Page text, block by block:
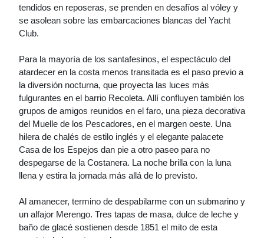
tendidos en reposeras, se prenden en desafíos al vóley y
se asolean sobre las embarcaciones blancas del Yacht
Club.
Para la mayoría de los santafesinos, el espectáculo del
atardecer en la costa menos transitada es el paso previo a
la diversión nocturna, que proyecta las luces más
fulgurantes en el barrio Recoleta. Allí confluyen también los
grupos de amigos reunidos en el faro, una pieza decorativa
del Muelle de los Pescadores, en el margen oeste. Una
hilera de chalés de estilo inglés y el elegante palacete
Casa de los Espejos dan pie a otro paseo para no
despegarse de la Costanera. La noche brilla con la luna
llena y estira la jornada más allá de lo previsto.
Al amanecer, termino de despabilarme con un submarino y
un alfajor Merengo. Tres tapas de masa, dulce de leche y
baño de glacé sostienen desde 1851 el mito de esta